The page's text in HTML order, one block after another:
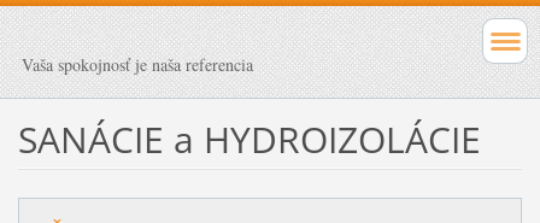
Vaša spokojnosť je naša referencia
SANÁCIE a HYDROIZOLÁCIE